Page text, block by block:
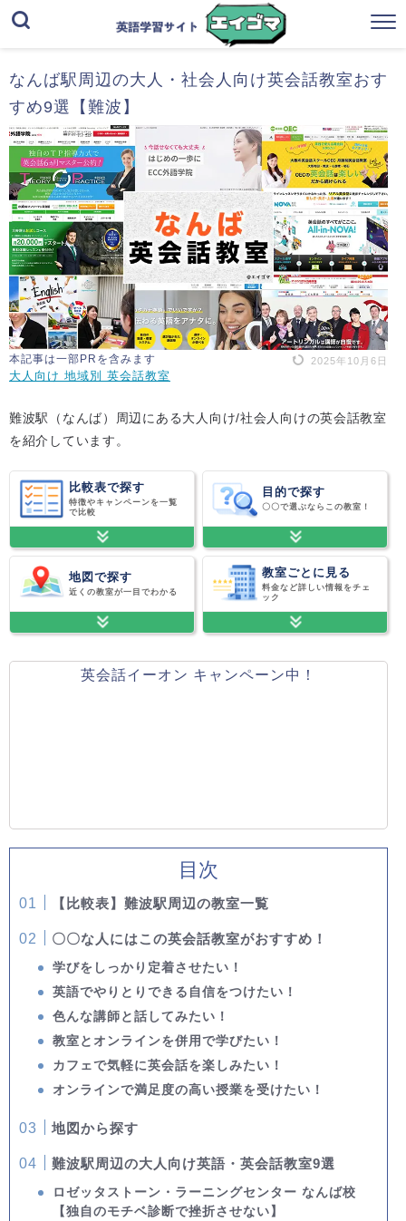
なんば駅周辺の大人・社会人向け英会話教室おす
すめ9選【難波】
本記事は一部PRを含みます 2025年10月6日
大人向け 地域別 英会話教室
難波駅（なんば）周辺にある大人向け/社会人向けの英会話教室
を紹介しています。
比較表で探す
特徴やキャンペーンを一覧
で比較
目的で探す
〇〇で選ぶならこの教室！
地図で探す
近くの教室が一目でわかる
教室ごとに見る
料金など詳しい情報をチェ
ック
英会話イーオン キャンペーン中！
目次
【比較表】難波駅周辺の教室一覧
〇〇な人にはこの英会話教室がおすすめ！
学びをしっかり定着させたい！
英語でやりとりできる自信をつけたい！
色んな講師と話してみたい！
教室とオンラインを併用で学びたい！
カフェで気軽に英会話を楽しみたい！
オンラインで満足度の高い授業を受けたい！
地図から探す
難波駅周辺の大人向け英語・英会話教室9選
ロゼッタストーン・ラーニングセンター なんば校
【独自のモチベ診断で挫折させない】